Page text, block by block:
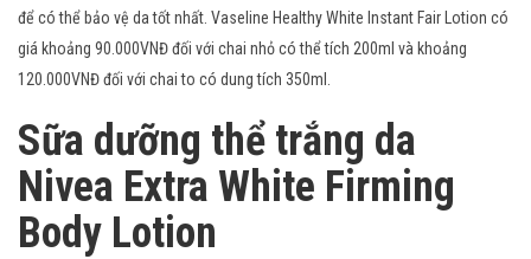
để có thể bảo vệ da tốt nhất. Vaseline Healthy White Instant Fair Lotion có
giá khoảng 90.000VNĐ đối với chai nhỏ có thể tích 200ml và khoảng
120.000VNĐ đối với chai to có dung tích 350ml.
Sữa dưỡng thể trắng da
Nivea Extra White Firming
Body Lotion